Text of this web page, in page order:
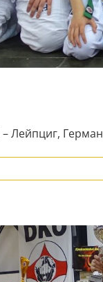
– Лейпциг,